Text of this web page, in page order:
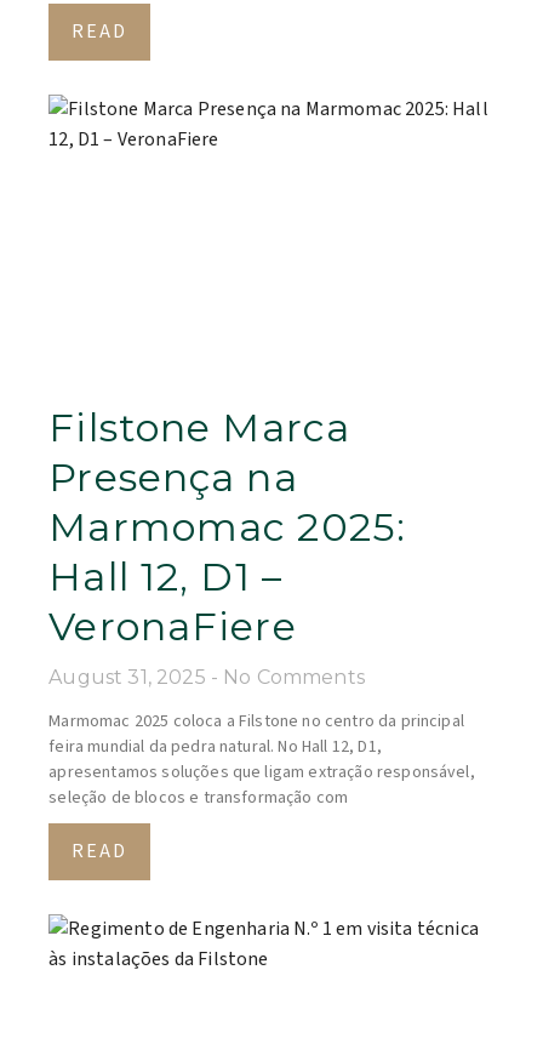
READ
Filstone Marca
Presença na
Marmomac 2025:
Hall 12, D1 –
VeronaFiere
August 31, 2025 No Comments
Marmomac 2025 coloca a Filstone no centro da principal
feira mundial da pedra natural. No Hall 12, D1,
apresentamos soluções que ligam extração responsável,
seleção de blocos e transformação com
READ